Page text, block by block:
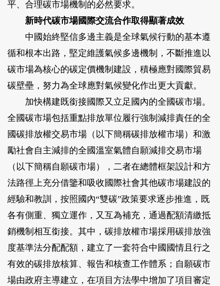
平、合理碳市場機制的必然要求。
新時代碳市場國際交流合作取得顯著成效
中國始終堅信多邊主義是全球氣候行動的基本遵
循和根本出路，堅定維護氣候多邊機制，不斷推進以
碳市場為核心的碳定價機制建設，積極應對國際貿易
碳壁壘，努力為全球應對氣候變化作出更大貢獻。
加快構建既銜接國際又立足國內的全國碳市場。
全國碳市場包括重點排放單位履行強制減排責任的全
國碳排放權交易市場（以下簡稱碳排放權市場）和激
勵社會自主減排的全國溫室氣體自願減排交易市場
（以下簡稱自願碳市場），二者在總體框架設計和方
法路徑上充分借鑒和吸收國際社會其他碳市場建設的
經驗和教訓，按照國內“雙碳”政策要求逐步推進，既
各有側重、獨立運作，又互為補充，通過配額清繳抵
銷機制相互銜接。其中，碳排放權市場採用碳排放強
度基準法分配配額，建立了一套符合中國國情且行之
有效的碳排放核算、報告和核查工作體系；自願碳市
場由政府主導建立，在項目方法學中增加了項目審定